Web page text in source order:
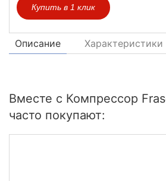
Купить в 1 клик
Описание Характеристики
Вместе с Компрессор
часто покупают: